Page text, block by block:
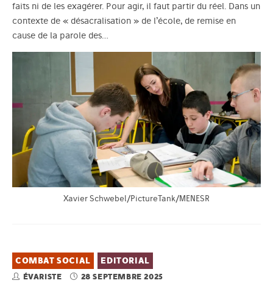
faits ni de les exagérer. Pour agir, il faut partir du réel. Dans un
contexte de « désacralisation » de l’école, de remise en
cause de la parole des…
Xavier Schwebel/PictureTank/MENESR
COMBAT SOCIAL EDITORIAL
ÉVARISTE 28 SEPTEMBRE 2025